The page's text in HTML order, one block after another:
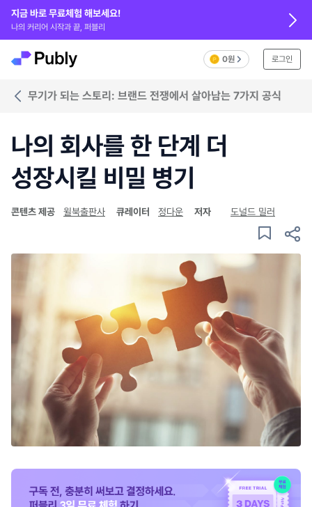
지금 바로 무료체험 해보세요!
나의 커리어 시작과 끝, 퍼블리
0원 로그인
무기가 되는 스토리: 브랜드 전쟁에서 살아남는 7가지 공식
나의 회사를 한 단계 더
성장시킬 비밀 병기
콘텐츠 제공 윌북출판사 큐레이터 정다운 저자 도널드 밀러